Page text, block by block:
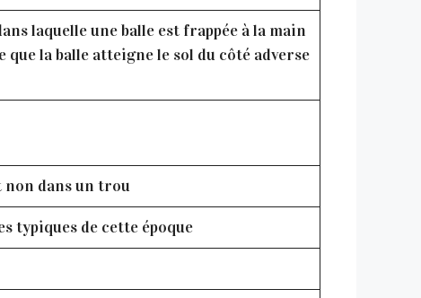
laquelle une balle est frappée à la main
la balle atteigne le sol du côté adverse
non dans un trou
typiques de cette époque